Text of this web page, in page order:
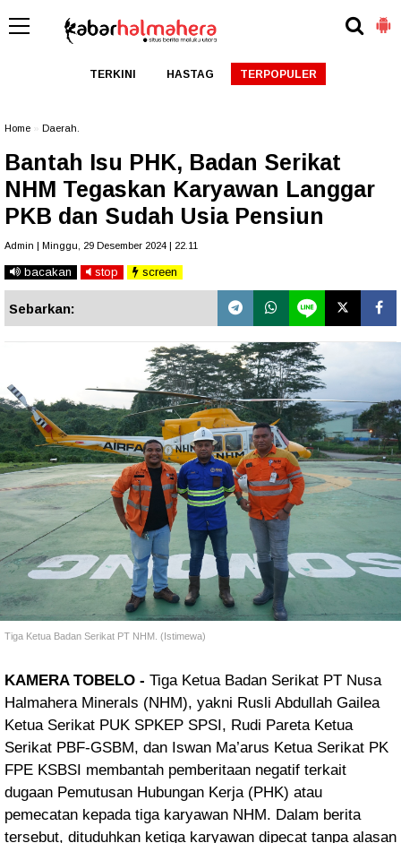
TERKINI HASTAG TERPOPULER
Home Daerah.
Bantah Isu PHK, Badan Serikat
NHM Tegaskan Karyawan Langgar
PKB dan Sudah Usia Pensiun
Admin | Minggu, 29 Desember 2024 | 22.11
bacakan stop screen
Sebarkan:
Tiga Ketua Badan Serikat PT NHM. (Istimewa)
KAMERA TOBELO - Tiga Ketua Badan Serikat PT Nusa
Halmahera Minerals (NHM), yakni Rusli Abdullah Gailea
Ketua Serikat PUK SPKEP SPSI, Rudi Pareta Ketua
Serikat PBF-GSBM, dan Iswan Ma’arus Ketua Serikat PK
FPE KSBSI membantah pemberitaan negatif terkait
dugaan Pemutusan Hubungan Kerja (PHK) atau
pemecatan kepada tiga karyawan NHM. Dalam berita
tersebut, dituduhkan ketiga karyawan dipecat tanpa alasan